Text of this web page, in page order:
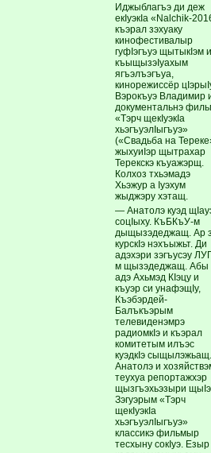
Иджыблагъэ ди деж
екIуэкIа «Nalchik-
къэрал зэхуаку
кинофестивалыр
гуфIэгъуэ щытыкIэм
къыщызэIуахым
ягъэлъэгъуа,
кинорежиссёр
Вэрокъуэ Владимир
документальнэ
«Тэрч щекIуэкIа
хьэгъуэлIыгъуэ»
(«Свадьба на
жыхуиIэр щытрахар
Терекскэ къуажэрщ.
Колхоз тхьэмадэ
Хьэжур а Iуэхум
жыджэру хэтащ.
— Анатолэ куэд
соцIыху. КъБКъУ-м
дыщызэдеджащ. Ар
курскIэ нэхъыжьт. Ди
адэхэри зэгъусэу
м щызэдеджащ. Абы
адэ Ахьмэд КIэцу и
къуэр си унафэщIу,
Къэбэрдей-
Балъкъэрым
телевиденэмрэ
радиомкIэ и къэрал
комитетым илъэс
куэдкIэ
Анатолэ и
теухуа репортажхэр
щызгъэхьэзыри
Зэгуэрым «Тэрч
щекIуэкIа
хьэгъуэлIыгъуэ»
классикэ фильмыр
тесхыну сокIуэ. Езыр